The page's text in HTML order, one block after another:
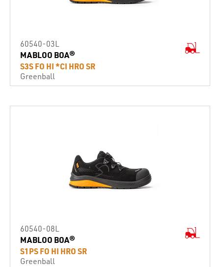
60540-03L
MABLOO BOA®
S3S FO HI *CI HRO SR
Greenball
60540-08L
MABLOO BOA®
S1PS FO HI HRO SR
Greenball